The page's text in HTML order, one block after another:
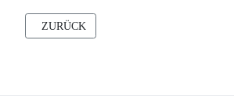
VORHERIGER BEITRAG: KÜNDIGUNG
ZURÜCK